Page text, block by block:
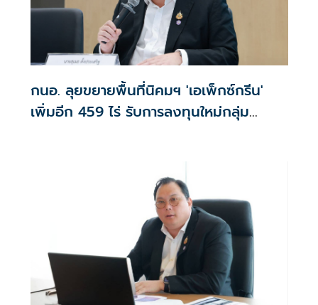
กนอ. ลุยขยายพื้นที่นิคมฯ 'เอเพ็กซ์กรีน'
เพิ่มอีก 459 ไร่ รับการลงทุนใหม่กลุ่ม